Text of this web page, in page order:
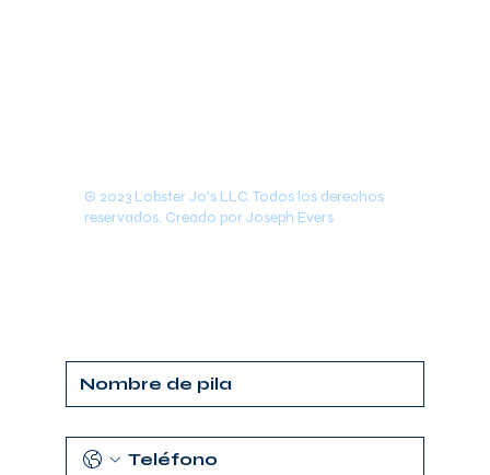
© 2023 Lobster Jo's LLC. Todos los derechos
reservados. Creado por Joseph Evers